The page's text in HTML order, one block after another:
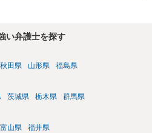
い弁護士を探す
秋田県 山形県 福島県
茨城県 栃木県 群馬県
富山県 福井県